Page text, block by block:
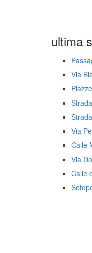
ultima
Via
Via
Calle
Via
Calle